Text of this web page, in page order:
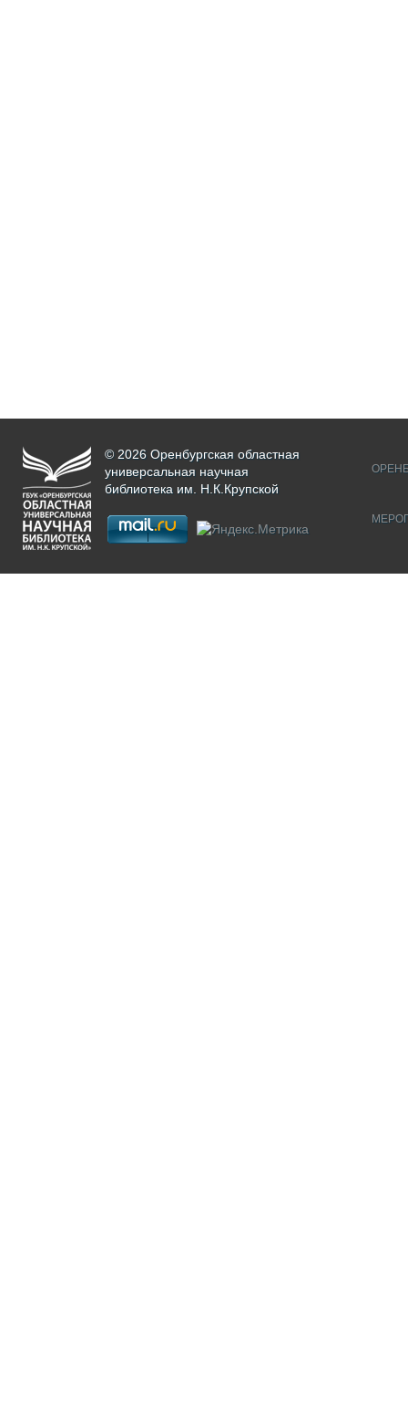
© 2026 Оренбургская областная
универсальная научная
библиотека им. Н.К.Крупской